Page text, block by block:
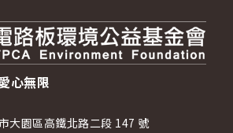
心無限
大園區高鐵北路二段 147 號